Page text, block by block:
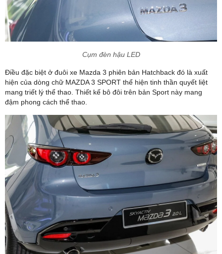
Cụm đèn hậu LED
Điều đặc biệt ở đuôi xe Mazda 3 phiên bản Hatchback đó là xuất
hiện của dòng chữ MAZDA 3 SPORT thể hiện tinh thần quyết liệt
mang triết lý thể thao. Thiết kế bô đôi trên bản Sport này mang
đậm phong cách thể thao.